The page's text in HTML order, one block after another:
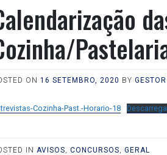
ON 16 SETEMBRO, 2020 BY GESTOR
Cozinha-Past.-Horario-18
IN AVISOS, CONCURSOS, GERAL